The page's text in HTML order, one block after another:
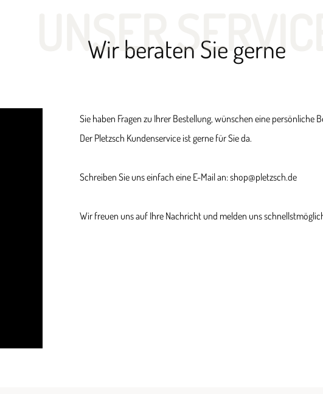
UNSER
Wir beraten Sie gerne
Sie haben Fragen zu Ihrer Bestellung, wünschen eine persönliche
Der Pletzsch Kundenservice ist gerne für Sie da.
Schreiben Sie uns einfach eine E-Mail an: shop@pletzsch.de
Wir freuen uns auf Ihre Nachricht und melden uns